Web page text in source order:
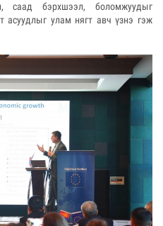
саад бэрхшээл, боломжуудыг
асуудлыг улам нягт авч үзнэ гэж